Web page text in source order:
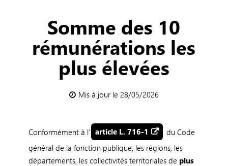
Somme des 10
rémunérations les
plus élevées
Mis à jour le 28/05/2026
Conformément à l' article L. 716-1
du Code
général de la fonction publique, les régions, les
départements, les collectivités territoriales de plus